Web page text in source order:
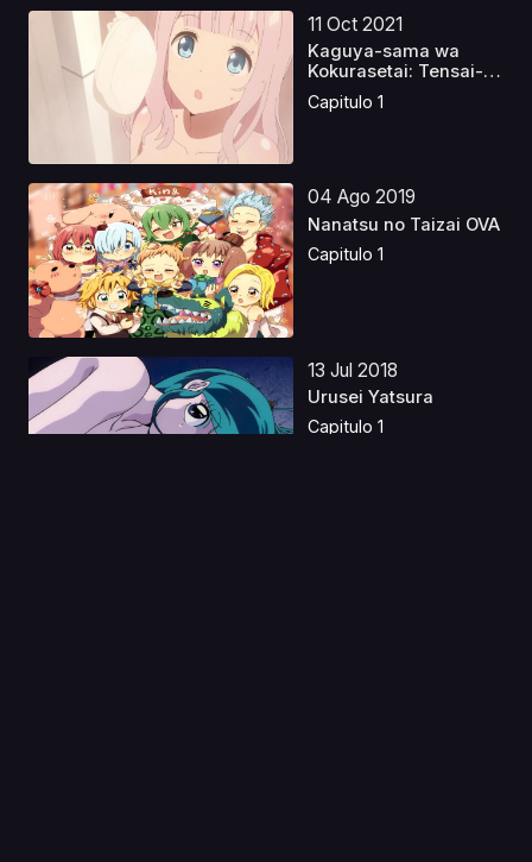
11 Oct 2021
Kaguya-sama wa
Kokurasetai: Tensai-
tachi...
Capitulo 1
04 Ago 2019
Nanatsu no Taizai OVA
Capitulo 1
13 Jul 2018
Urusei Yatsura
Capitulo 1